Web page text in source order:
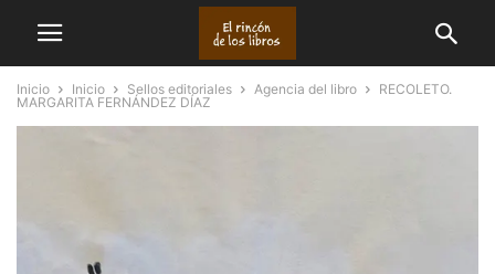
Inicio Inicio Sellos editoriales Agencia del libro
RECOLETO.
MARGARITA FERNÁNDEZ DÍAZ